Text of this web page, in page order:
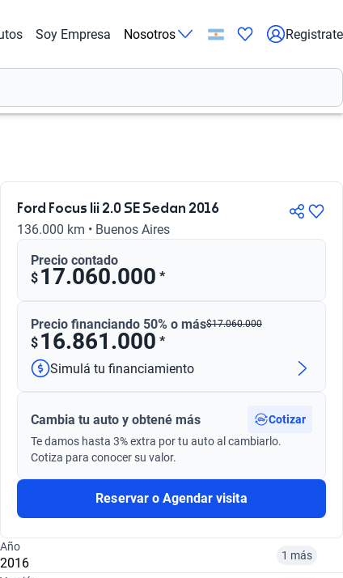
Soy Empresa Nosotros Registrate
Ford Focus Iii 2.0 SE Sedan 2016
136.000 km • Buenos Aires
Precio contado
$ 17.060.000 *
Precio financiando 50% o más$17.060.000
$ 16.861.000 *
Simulá tu financiamiento
Cambia tu auto y obtené más
Cotizar
Te damos hasta 3% extra por tu auto al cambiarlo.
Cotiza para conocer su valor.
Reservar o Agendar visita
Año
2016 1 más